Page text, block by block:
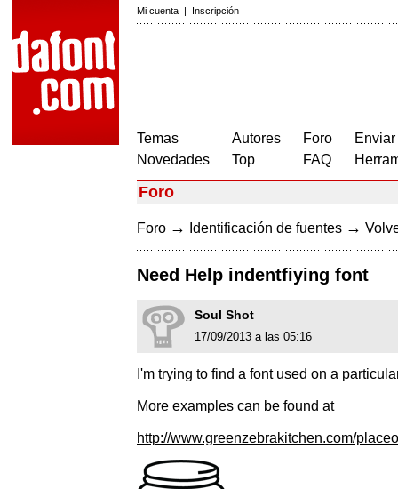
Mi cuenta | Inscripción
Temas
Novedades
Autores
Top
Foro
FAQ
Foro
Foro → Identificación de fuentes →
Need Help indentfiying font
Soul Shot
17/09/2013 a las 05:16
I'm trying to find a font used on a
More examples can be found at
http://www.greenzebrakitchen.com/